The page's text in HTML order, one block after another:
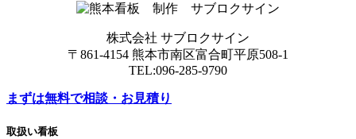
株式会社 サブロクサイン
〒861-4154 熊本市南区富合町平原508-1
TEL:096-285-9790
まずは無料で相談・お見積り
取扱い看板